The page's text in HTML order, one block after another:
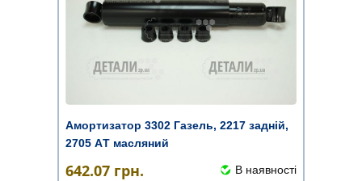
Амортизатор 3302 Газель, 2217 задній,
2705 AТ масляний
642.07 грн. В наявності